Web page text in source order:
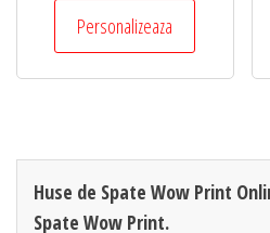
Personalizeaza
Huse de Spate Wow Print
Spate Wow Print.